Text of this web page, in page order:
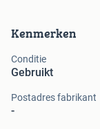
Kenmerken
Conditie
Gebruikt
Postadres fabrikant
-